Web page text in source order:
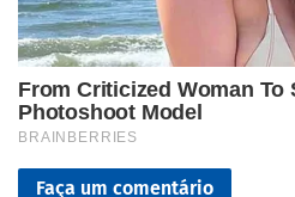
Faça um comentário